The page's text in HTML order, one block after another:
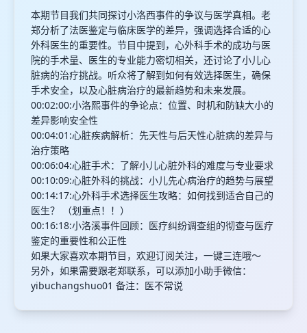
本期节目我们共同探讨小洛西事件的争议与医学真相。老
郑分析了法医鉴定与临床医学的差异，强调选择合适的心
外科医生的重要性。节目中提到，心外科手术的成功与医
院的手术量、医生的专业能力密切相关，还讨论了小儿心
脏病的治疗挑战。听众将了解到如何有效选择医生，确保
手术安全，以及心脏病治疗的最新趋势和未来发展。
00:02:00:小洛熙事件的争论点：位置、时机和防缺大小的
差异影响安全性
00:04:01:心脏疾病解析：先天性与后天性心脏病的差异与
治疗策略
00:06:04:心脏手术：了解小儿心脏外科的难度与专业要求
00:10:09:心脏外科的挑战：小儿先心病治疗的趋势与展望
00:14:17:心外科手术选择医生攻略：如何找到适合自己的
医生？ （划重点！！）
00:16:18:小洛溪事件回顾：医疗纠纷调查组的彻查与医疗
鉴定的重要性和公正性
如果大家喜欢本期节目，欢迎订阅关注，一键三连哦～
另外，如果需要跟老郑联系，可以添加小助手微信：
yibuchangshuo01 备注：医不常说